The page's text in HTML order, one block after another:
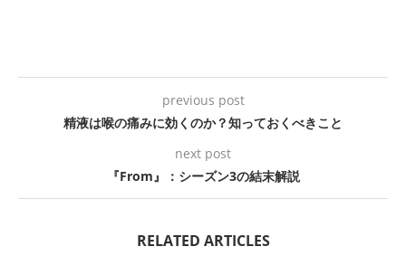
previous post
精液は喉の痛みに効くのか？知っておくべきこと
next post
『From』：シーズン3の結末解説
RELATED ARTICLES